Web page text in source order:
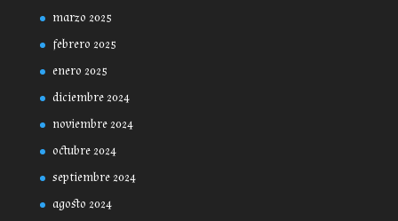
marzo 2025
febrero 2025
enero 2025
diciembre 2024
noviembre 2024
octubre 2024
septiembre 2024
agosto 2024